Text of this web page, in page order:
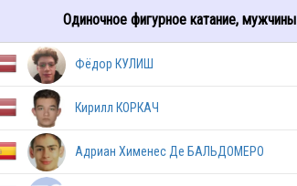
Одиночное фигурное катание, мужчины
Фёдор КУЛИШ
Кирилл КОРКАЧ
Адриан Хименес Де БАЛЬДОМЕРО